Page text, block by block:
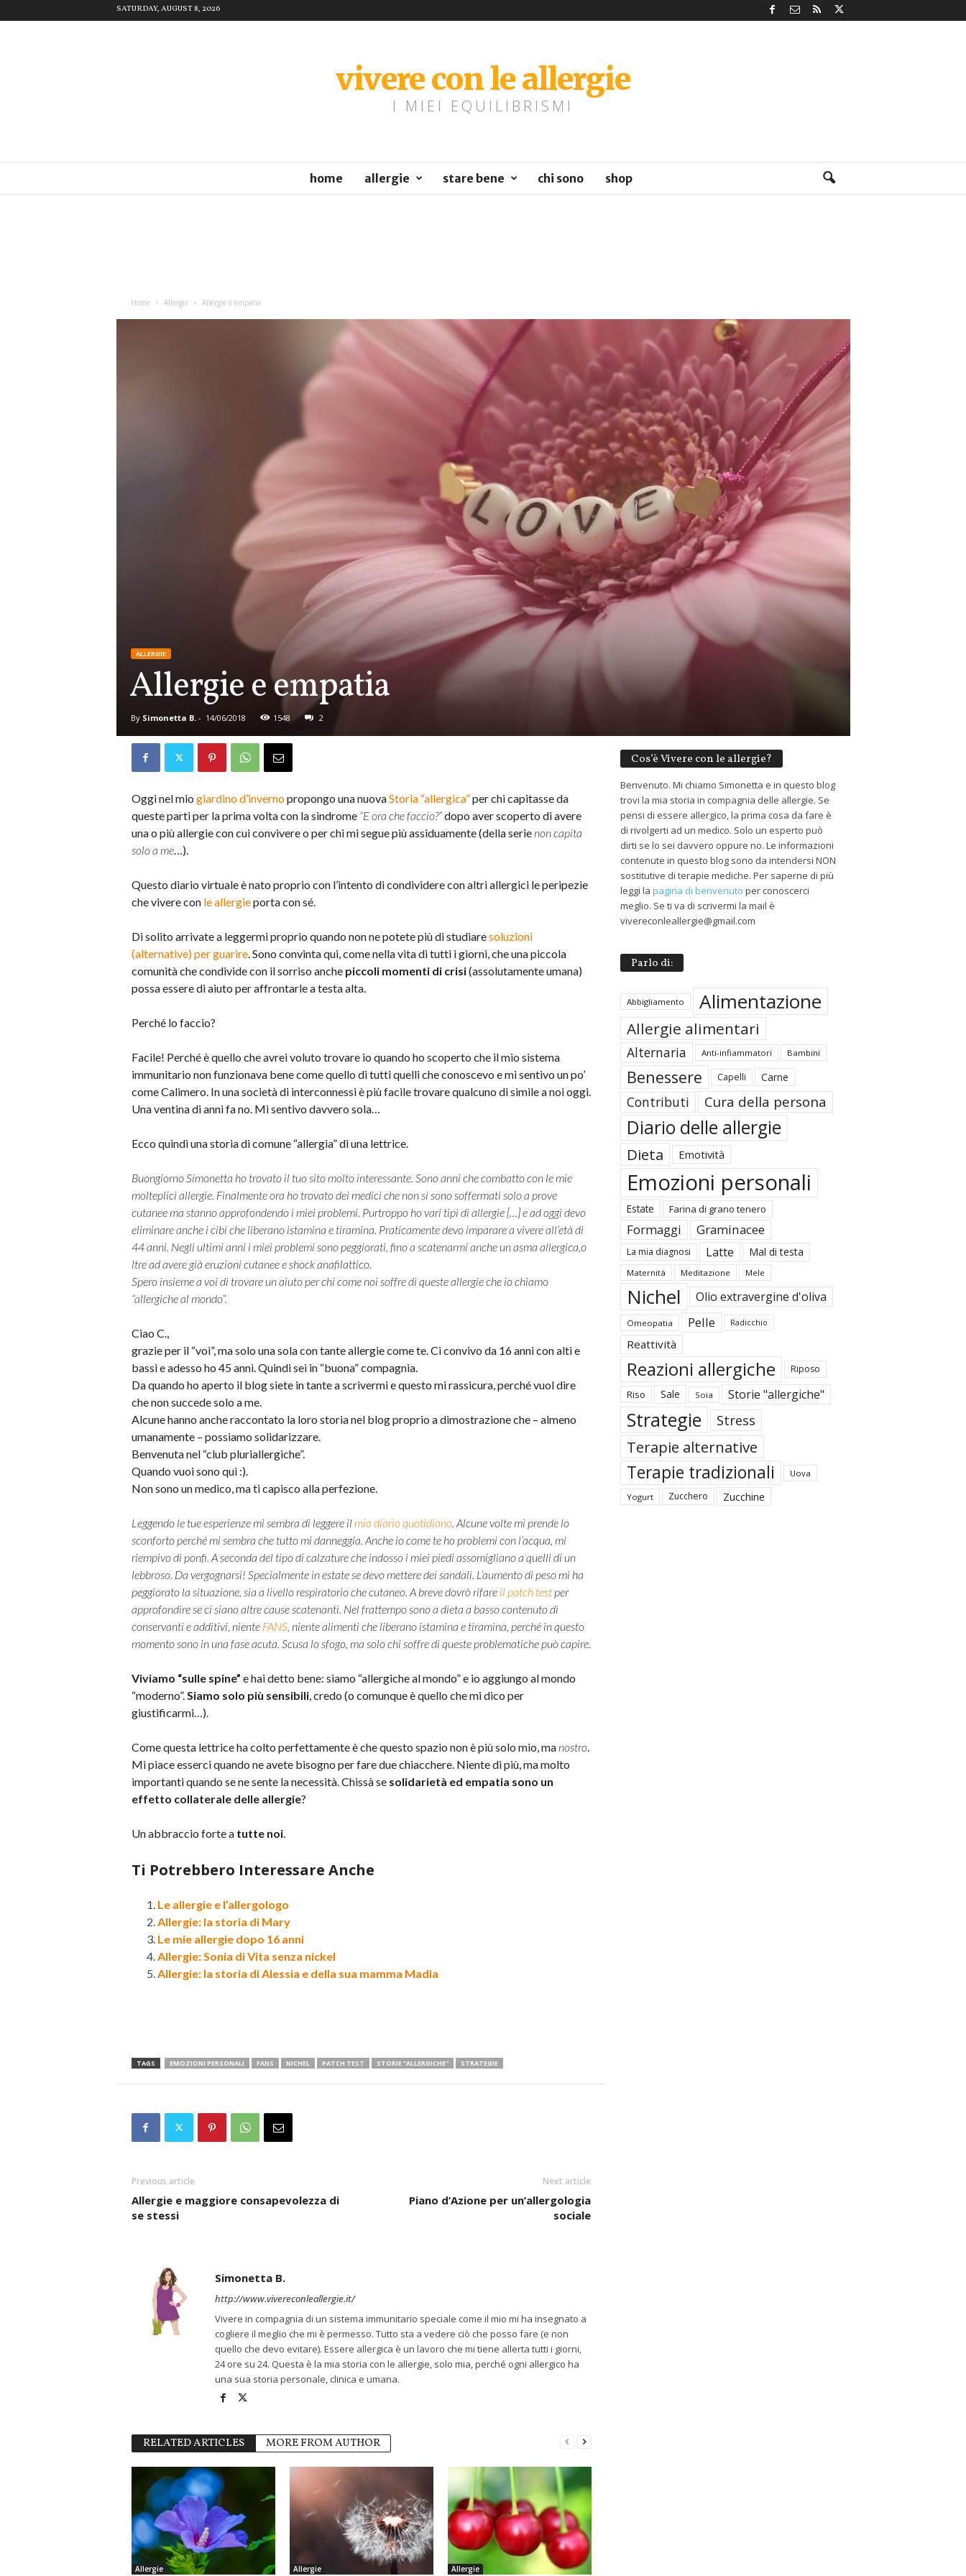
SATURDAY, AUGUST 8, 2026
vivere con le allergie
I MIEI EQUILIBRISMI
home allergie stare bene chi sono shop
Home Allergie Allergie e empatia
ALLERGIE
Allergie e empatia
By Simonetta B.- 14/06/2018 1548 2
Oggi nel mio giardino d’invernopropongo una nuovaStoria “allergica”per chi capitasse da
queste parti per la prima volta con la sindrome “E ora che faccio?”dopo aver scoperto di avere
una o più allergie con cui convivere o per chi mi segue più assiduamente (della serie non capita
solo a me…).
Questo diario virtuale è nato proprio con l’intento di condividere con altri allergici le peripezie
che vivere con le allergieporta con sé.
Di solito arrivate a leggermi proprio quando non ne potete più di studiaresoluzioni
(alternative) per guarire. Sono convinta qui, come nella vita di tutti i giorni, che una piccola
comunità che condivide con il sorriso anche piccoli momenti di crisi(assolutamente umana)
possa essere di aiuto per affrontarle a testa alta.
Perché lo faccio?
Facile! Perché è quello che avrei voluto trovare io quando ho scoperto che il mio sistema
immunitario non funzionava bene come quello di tutti quelli che conoscevo e mi sentivo un po’
come Calimero. In una società di interconnessi è più facile trovare qualcuno di simile a noi oggi.
Una ventina di anni fa no. Mi sentivo davvero sola…
Ecco quindi una storia di comune “allergia” di una lettrice.
Buongiorno Simonetta ho trovato il tuo sito molto interessante. Sono anni che combatto con le mie
molteplici allergie. Finalmente ora ho trovato dei medici che non si sono soffermati solo a prove
cutanee ma stanno approfondendo i miei problemi. Purtroppo ho vari tipi di allergie […] e ad oggi devo
eliminare anche i cibi che liberano istamina e tiramina. Praticamente devo imparare a vivere all’età di
44 anni. Negli ultimi anni i miei problemi sono peggiorati, fino a scatenarmi anche un asma allergica,o
ltre ad avere già eruzioni cutanee e shock anafilattico.
Spero insieme a voi di trovare un aiuto per chi come noi soffre di queste allergie che io chiamo
“allergiche al mondo”.
Ciao C.,
grazie per il “voi”, ma solo una sola con tante allergie come te. Ci convivo da 16 anni con alti e
bassi e adesso ho 45 anni. Quindi sei in “buona” compagnia.
Da quando ho aperto il blog siete in tante a scrivermi e questo mi rassicura, perché vuol dire
che non succede solo a me.
Alcune hanno anche raccontato la loro storia nel blog proprio a dimostrazione che – almeno
umanamente – possiamo solidarizzare.
Benvenuta nel “club pluriallergiche”.
Quando vuoi sono qui :).
Non sono un medico, ma ti capisco alla perfezione.
Leggendo le tue esperienze mi sembra di leggere il mio diario quotidiano. Alcune volte mi prende lo
sconforto perché mi sembra che tutto mi danneggia. Anche io come te ho problemi con l’acqua, mi
riempivo di ponfi. A seconda del tipo di calzature che indosso i miei piedi assomigliano a quelli di un
lebbroso. Da vergognarsi! Specialmente in estate se devo mettere dei sandali. L’aumento di peso mi ha
peggiorato la situazione, sia a livello respiratorio che cutaneo. A breve dovrò rifare il patch testper
approfondire se ci siano altre cause scatenanti. Nel frattempo sono a dieta a basso contenuto di
conservanti e additivi, niente FANS, niente alimenti che liberano istamina e tiramina, perché in questo
momento sono in una fase acuta. Scusa lo sfogo, ma solo chi soffre di queste problematiche può capire.
Viviamo “sulle spine” e hai detto bene: siamo “allergiche al mondo” e io aggiungo al mondo
“moderno”.Siamo solo più sensibili, credo (o comunque è quello che mi dico per
giustificarmi…).
Come questa lettrice ha colto perfettamente è che questo spazio non è più solo mio, ma nostro.
Mi piace esserci quando ne avete bisogno per fare due chiacchere. Niente di più, ma molto
importanti quando se ne sente la necessità. Chissà se solidarietà ed empatia sono un
effetto collaterale delle allergie?
Un abbraccio forte a tutte noi.
Ti Potrebbero Interessare Anche
Le allergie e l’allergologo
Allergie: la storia di Mary
Le mie allergie dopo 16 anni
Allergie: Sonia di Vita senza nickel
Allergie: la storia di Alessia e della sua mamma Madia
TAGS EMOZIONI PERSONALI FANS NICHEL PATCH TEST STORIE "ALLERGICHE" STRATEGIE
Previous article
Allergie e maggiore consapevolezza di
se stessi
Next article
Piano d’Azione per un’allergologia
sociale
Simonetta B.
http://www.vivereconleallergie.it/
Vivere in compagnia di un sistema immunitario speciale come il mio mi ha insegnato a
cogliere il meglio che mi è permesso. Tutto sta a vedere ciò che posso fare (e non
quello che devo evitare). Essere allergica è un lavoro che mi tiene allerta tutti i giorni,
24 ore su 24. Questa è la mia storia con le allergie, solo mia, perché ogni allergico ha
una sua storia personale, clinica e umana.
RELATED ARTICLES MORE FROM AUTHOR
Allergie Allergie Allergie
Cos’è Vivere con le allergie?
Benvenuto. Mi chiamo Simonetta e in questo blog
trovi la mia storia in compagnia delle allergie. Se
pensi di essere allergico, la prima cosa da fare è
di rivolgerti ad un medico. Solo un esperto può
dirti se lo sei davvero oppure no. Le informazioni
contenute in questo blog sono da intendersi NON
sostitutive di terapie mediche. Per saperne di più
leggi la pagina di benvenuto per conoscerci
meglio. Se ti va di scrivermi la mail è
vivereconleallergie@gmail.com
Parlo di:
Abbigliamento Alimentazione
Allergie alimentari
Alternaria Anti-infiammatori Bambini
Benessere Capelli Carne
Contributi Cura della persona
Diario delle allergie
Dieta Emotività
Emozioni personali
Estate Farina di grano tenero
Formaggi Graminacee
La mia diagnosi Latte Mal di testa
Maternità Meditazione Mele
Nichel Olio extravergine d'oliva
Omeopatia Pelle Radicchio
Reattività
Reazioni allergiche Riposo
Riso Sale Soia Storie "allergiche"
Strategie Stress
Terapie alternative
Terapie tradizionali Uova
Yogurt Zucchero Zucchine